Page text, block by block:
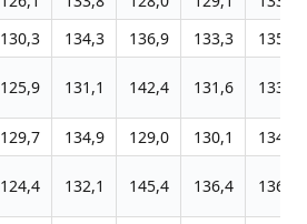
130,3 134,3 136,9 133,3
135,9
125,9 131,1 142,4 131,6 133,5
129,7 134,9 129,0 130,1
134,2
124,4 132,1 145,4 136,4 136,6